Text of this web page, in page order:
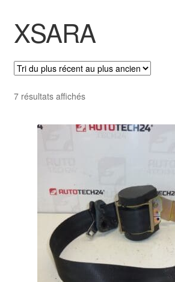
Livraison
Livraison internationale
Mon compte
Paiements
Politique de confidentialité
Procédure de Réclamation
XSARA
7 résultats affichésTrié
plus
récent